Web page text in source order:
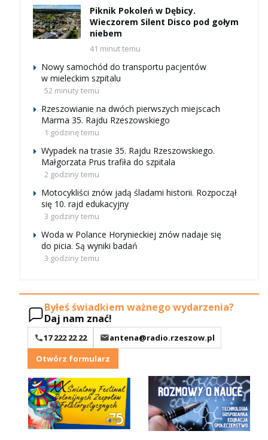
Piknik Pokoleń w Dębicy.
Wieczorem Silent Disco pod gołym
niebem
41 minut temu
Nowy samochód do transportu pacjentów
w mieleckim szpitalu
52 minuty temu
Rzeszowianie na dwóch pierwszych miejscach
Marma 35. Rajdu Rzeszowskiego
1 godzinę temu
Wypadek na trasie 35. Rajdu Rzeszowskiego.
Małgorzata Prus trafiła do szpitala
2 godziny temu
Motocykliści znów jadą śladami historii. Rozpoczął
się 10. rajd edukacyjny
3 godziny temu
Woda w Polance Horynieckiej znów nadaje się
do picia. Są wyniki badań
3 godziny temu
Byłeś świadkiem ważnego wydarzenia?
Daj nam znać!
17 222 22 22
antena@radio.rzeszow.pl
Otwórz formularz